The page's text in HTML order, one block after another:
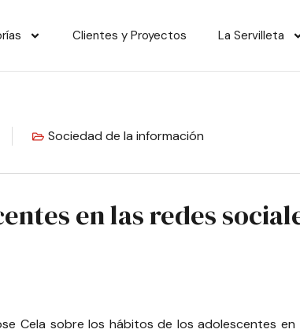
Clientes y Proyectos La Servilleta
Sociedad de la información
en las redes
Cela sobre los hábitos de los adolescentes